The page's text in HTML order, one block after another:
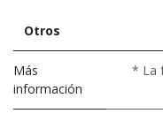
Otros
Más
información
* La